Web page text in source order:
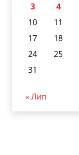
3
4
10
11
17
18
24
25
31
« Лип